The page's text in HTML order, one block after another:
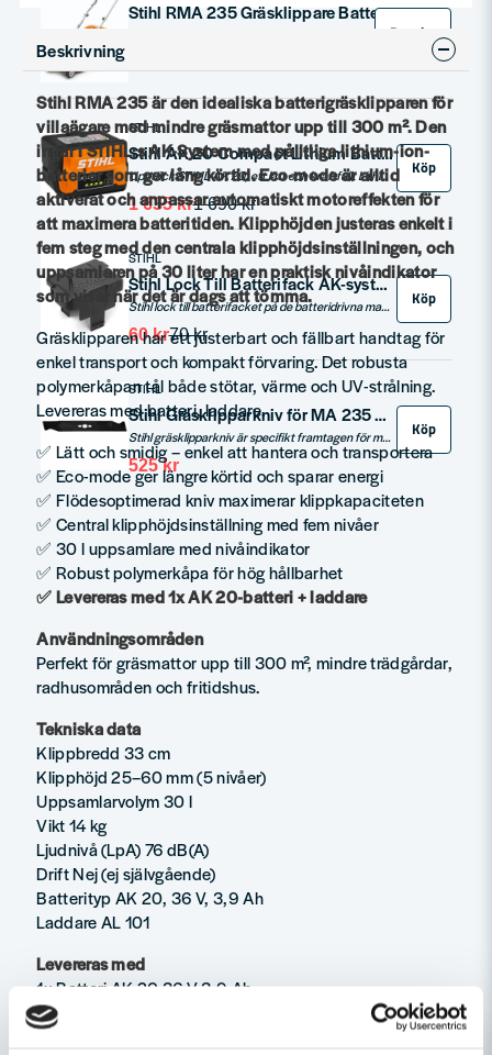
Stihl RMA 235 Gräsklippare Batteridriven (utan batteri/laddare)
Stihl RMA 235 är en lätt och smidig batteriklippare som med sin låga vikt är mycket enkel att hantera. Perfekt gräsklippare för mindre trädgårdar upp till 300 kvm.Bevaka
STIHL
Stihl AK 20 Compact Lithium Batteri 36V 4,0ah
Upptäck STIHL AK 20, ett lätt och kraftfullt Lithium-Ion batteri designat för STIHLs trädgårdsmaskiner. Med en märkspänning på 36 V och 144 Wh batterienergi, är detta batteri idealiskt för alla dina trädgårdsprojekt.
1 690 kr
1 635 kr
Köp
STIHL
Stihl Lock Till Batterifack AK-systemet
Stihl lock till batterifacket på de batteridrivna maskinerna i AK-System.
70 kr
60 kr
Köp
STIHL
Stihl Gräsklipparkniv för MA 235 och RMA 235
Stihl gräsklipparkniv är specifikt framtagen för modellerna MA 235 och RMA 235, och garanterar hög prestanda och precision i gräsklippning.
525 kr
Köp
Beskrivning
Stihl RMA 235 är den idealiska batterigräsklipparen för
villaägare med mindre gräsmattor upp till 300 m². Den
ingår i STIHL:s AK-System med pålitliga lithium-ion-
batterier som ger lång körtid. Eco-mode är alltid
aktiverat och anpassar automatiskt motoreffekten för
att maximera batteritiden. Klipphöjden justeras enkelt i
fem steg med den centrala klipphöjdsinställningen, och
uppsamlaren på 30 liter har en praktisk nivåindikator
som visar när det är dags att tömma.
Gräsklipparen har ett justerbart och fällbart handtag för
enkel transport och kompakt förvaring. Det robusta
polymerkåpan tål både stötar, värme och UV-strålning.
Levereras med batteri, laddare.
✅ Lätt och smidig – enkel att hantera och transportera
✅ Eco-mode ger längre körtid och sparar energi
✅ Flödesoptimerad kniv maximerar klippkapaciteten
✅ Central klipphöjdsinställning med fem nivåer
✅ 30 l uppsamlare med nivåindikator
✅ Robust polymerkåpa för hög hållbarhet
✅ Levereras med 1x AK 20-batteri + laddare
Användningsområden
Perfekt för gräsmattor upp till 300 m², mindre trädgårdar,
radhusområden och fritidshus.
Tekniska data
Klippbredd 33 cm
Klipphöjd 25–60 mm (5 nivåer)
Uppsamlarvolym 30 l
Vikt 14 kg
Ljudnivå (LpA) 76 dB(A)
Drift Nej (ej självgående)
Batterityp AK 20, 36 V, 3,9 Ah
Laddare AL 101
Levereras med
1x Batteri AK 20 36 V 3,9 Ah
1x Laddare AL 101